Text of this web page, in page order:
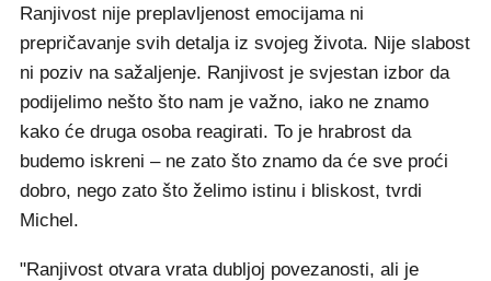
Ranjivost nije preplavljenost emocijama ni
prepričavanje svih detalja iz svojeg života. Nije slabost
ni poziv na sažaljenje. Ranjivost je svjestan izbor da
podijelimo nešto što nam je važno, iako ne znamo
kako će druga osoba reagirati. To je hrabrost da
budemo iskreni – ne zato što znamo da će sve proći
dobro, nego zato što želimo istinu i bliskost, tvrdi
Michel.
"Ranjivost otvara vrata dubljoj povezanosti, ali je